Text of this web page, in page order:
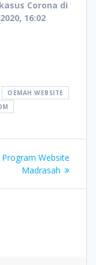
Corona di
16:02
OEMAH WEBSITE
Next
Program Website
Madrasah